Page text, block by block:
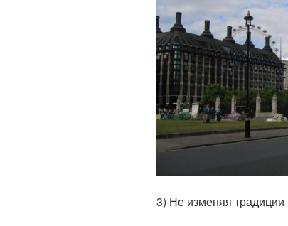
3) Не изменяя традиции